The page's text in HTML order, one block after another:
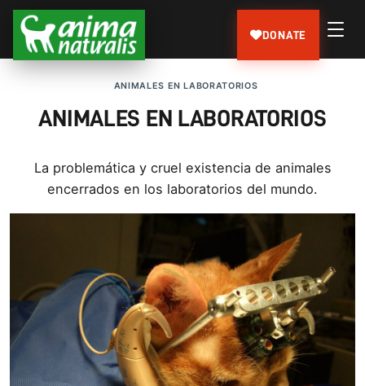
DONATE
ANIMALES EN LABORATORIOS
ANIMALES EN LABORATORIOS
La problemática y cruel existencia de animales
encerrados en los laboratorios del mundo.